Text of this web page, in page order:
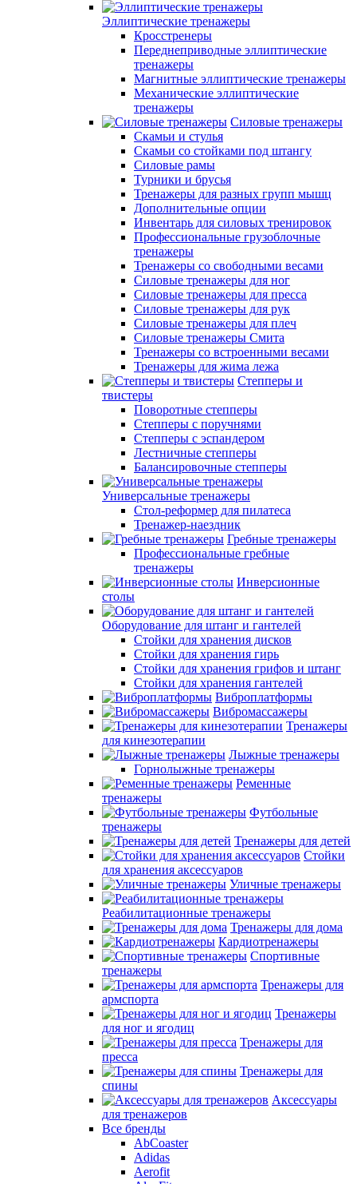
Эллиптические тренажеры
Кросстренеры
Переднеприводные эллиптические
тренажеры
Магнитные эллиптические тренажеры
Механические эллиптические
тренажеры
Силовые тренажеры
Скамьи и стулья
Скамьи со стойками под штангу
Силовые рамы
Турники и брусья
Тренажеры для разных групп мышц
Дополнительные опции
Инвентарь для силовых тренировок
Профессиональные грузоблочные
тренажеры
Тренажеры со свободными весами
Силовые тренажеры для ног
Силовые тренажеры для пресса
Силовые тренажеры для рук
Силовые тренажеры для плеч
Силовые тренажеры Смита
Тренажеры со встроенными весами
Тренажеры для жима лежа
Степперы и
твистеры
Поворотные степперы
Степперы с поручнями
Степперы с эспандером
Лестничные степперы
Балансировочные степперы
Универсальные тренажеры
Стол-реформер для пилатеса
Тренажер-наездник
Гребные тренажеры
Профессиональные гребные
тренажеры
Инверсионные
столы
Оборудование для штанг и гантелей
Стойки для хранения дисков
Стойки для хранения гирь
Стойки для хранения грифов и штанг
Стойки для хранения гантелей
Виброплатформы
Вибромассажеры
Тренажеры
для кинезотерапии
Лыжные тренажеры
Горнолыжные тренажеры
Ременные
тренажеры
Футбольные
тренажеры
Тренажеры для детей
Стойки
для хранения аксессуаров
Уличные тренажеры
Реабилитационные тренажеры
Тренажеры для дома
Кардиотренажеры
Спортивные
тренажеры
Тренажеры для
армспорта
Тренажеры
для ног и ягодиц
Тренажеры для
пресса
Тренажеры для
спины
Аксессуары
для тренажеров
Все бренды
AbCoaster
Adidas
Aerofit